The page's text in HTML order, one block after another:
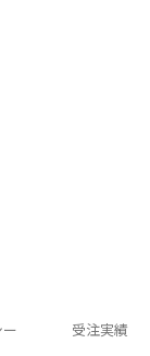
受注実績